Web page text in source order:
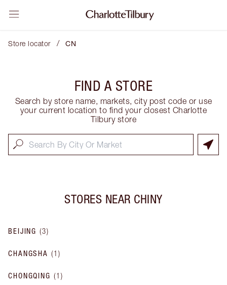
Store locator / CN
FIND A STORE
Search by store name, markets, city post code or use
your current location to find your closest Charlotte
Tilbury store
STORES NEAR CHINY
BEIJING (3)
CHANGSHA (1 )
CHONGQING (1 )